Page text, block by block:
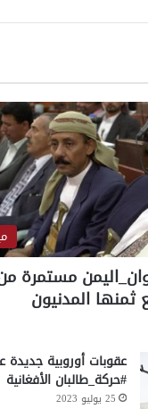
مستمرة
المدنيون
عقوبات أوروبية جديدة
#حركة_طالبان الأفغانية
25 يوليو 2023